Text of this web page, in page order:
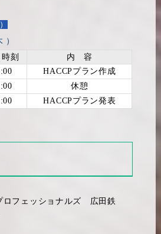
）
刻
内 容
HACCPプラン作成
休憩
HACCPプラン発表
ロフェッショナルズ 広田鉄